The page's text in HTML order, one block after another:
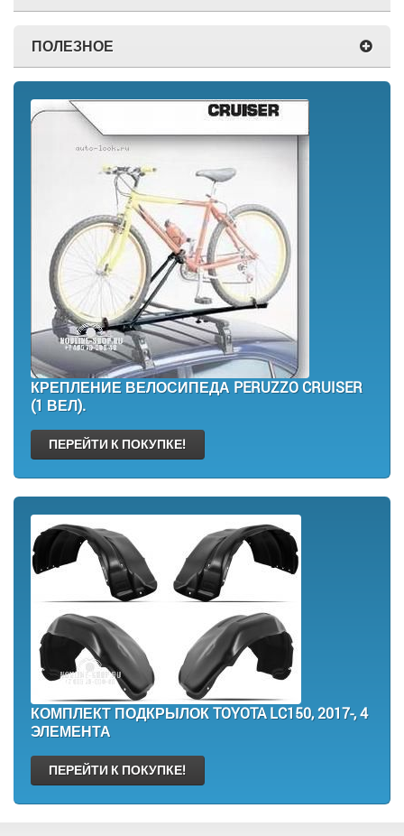
ПОЛЕЗНОЕ
КРЕПЛЕНИЕ ВЕЛОСИПЕДА PERUZZO CRUISER
(1 ВЕЛ).
ПЕРЕЙТИ К ПОКУПКЕ!
КОМПЛЕКТ ПОДКРЫЛОК TOYOTA LC150, 2017-, 4
ЭЛЕМЕНТА
ПЕРЕЙТИ К ПОКУПКЕ!